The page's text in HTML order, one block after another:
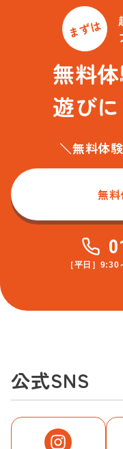
まずは
無料
遊び
＼無料体
無
［平日］
公式SNS